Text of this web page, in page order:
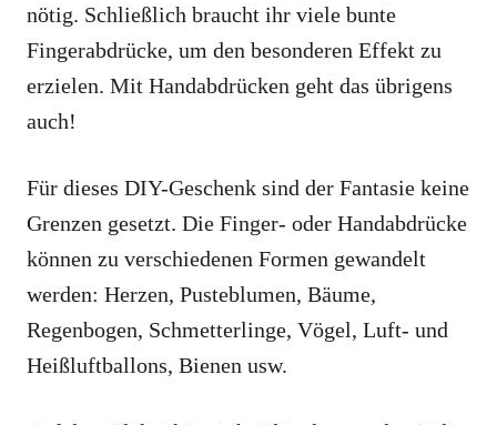
nötig. Schließlich braucht ihr viele bunte
Fingerabdrücke, um den besonderen Effekt zu
erzielen. Mit Handabdrücken geht das übrigens
auch!
Für dieses DIY-Geschenk sind der Fantasie keine
Grenzen gesetzt. Die Finger- oder Handabdrücke
können zu verschiedenen Formen gewandelt
werden: Herzen, Pusteblumen, Bäume,
Regenbogen, Schmetterlinge, Vögel, Luft- und
Heißluftballons, Bienen usw.